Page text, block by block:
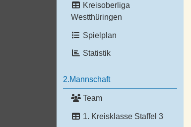
Kreisoberliga
Westthüringen
Spielplan
Statistik
2.Mannschaft
Team
1. Kreisklasse Staffel 3